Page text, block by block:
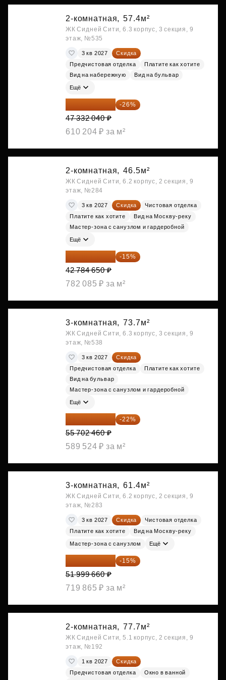
2-комнатная, 57.4м²
ЖК Сидней Сити, 6.3 корпус, 3 секция, 9
этаж, №535
3 кв 2027
Скидка
Предчистовая отделка
Платите как хотите
Вид на набережную
Вид на бульвар
Ещё
35 025 710 ₽ -26%
47 332 040 ₽
610 204 ₽ за м²
2-комнатная, 46.5м²
ЖК Сидней Сити, 6.2 корпус, 2 секция, 9
этаж, №284
3 кв 2027 Скидка
Чистовая отделка
Платите как хотите
Вид на Москву-реку
Мастер-зона с санузлом и гардеробной
Ещё
36 366 953 ₽ -15%
42 784 650 ₽
782 085 ₽ за м²
3-комнатная, 73.7м²
ЖК Сидней Сити, 6.3 корпус, 3 секция, 9
этаж, №538
3 кв 2027
Скидка
Предчистовая отделка
Платите как хотите
Вид на бульвар
Мастер-зона с санузлом и гардеробной
Ещё
43 447 919 ₽ -22%
55 702 460 ₽
589 524 ₽ за м²
3-комнатная, 61.4м²
ЖК Сидней Сити, 6.2 корпус, 2 секция, 9
этаж, №283
3 кв 2027 Скидка
Чистовая отделка
Платите как хотите
Вид на Москву-реку
Мастер-зона с санузлом Ещё
44 199 711 ₽ -15%
51 999 660 ₽
719 865 ₽ за м²
2-комнатная, 77.7м²
ЖК Сидней Сити, 5.1 корпус, 2 секция, 9
этаж, №192
1 кв 2027
Скидка
Предчистовая отделка
Окно в ванной